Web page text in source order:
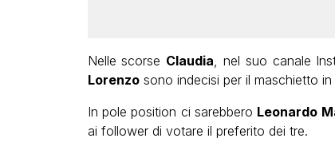
Nelle scorse Claudia, nel suo canale
Lorenzosono indecisi per il maschietto in
In pole position ci sarebbero Leonardo
ai follower di votare il preferito dei tre.